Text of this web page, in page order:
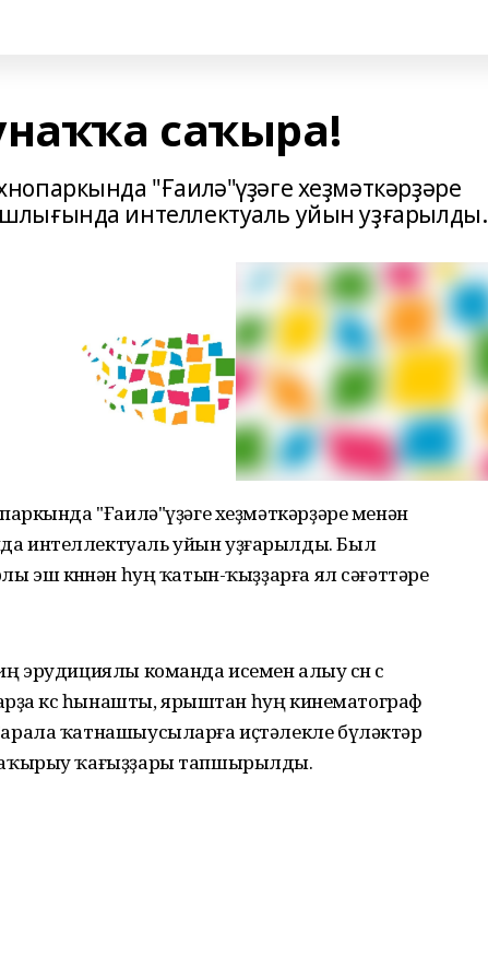
саҡыра!
"Ғаилә"үҙәге хеҙмәткәрҙәре
интеллектуаль уйын уҙғарылды.
"Ғаилә"үҙәге хеҙмәткәрҙәре менән
интеллектуаль уйын уҙғарылды. Был
эш көнөнән һуң ҡатын-ҡыҙҙарға ял сәғәттәре
команда исемен алыу өсөн өс
көс һынашты, ярыштан һуң кинематограф
ҡатнашыусыларға иҫтәлекле бүләктәр
ҡағыҙҙары тапшырылды.